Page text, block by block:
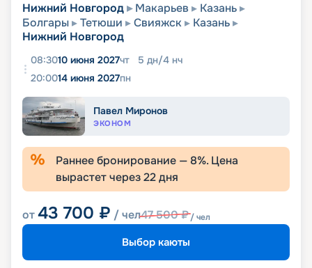
Нижний Новгород Макарьев
Казань
Болгары
Тетюши Свияжск
Казань
Нижний Новгород
08:3010 июня 2027чт 5 дн/4 нч
20:0014 июня 2027пн
Павел Миронов
ЭКОНОМ
Раннее бронирование — 8%. Цена
вырастет через22дня
от43 700 ₽ / чел47 500₽/ чел
Выбор каюты